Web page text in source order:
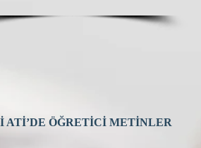
ATİ’DE ÖĞRETİCİ METİNLER